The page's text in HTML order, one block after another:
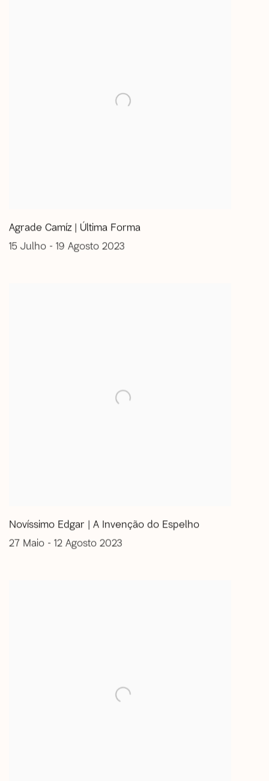
Agrade Camíz | Última Forma
15 Julho - 19 Agosto 2023
Novíssimo Edgar | A Invenção do Espelho
27 Maio - 12 Agosto 2023